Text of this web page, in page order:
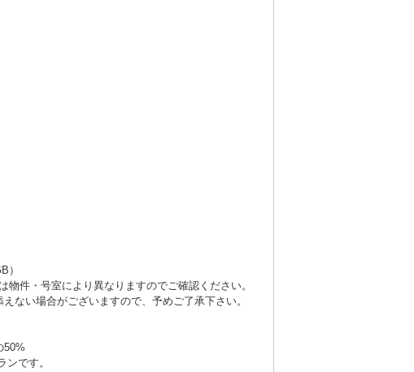
）
件・号室により異なりますのでご確認ください。
ない場合がございますので、予めご了承下さい。
50%
です。